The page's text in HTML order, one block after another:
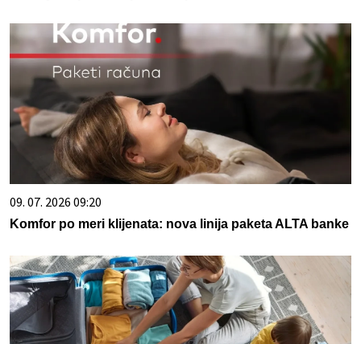
09. 07. 2026 09:20
Komfor po meri klijenata: nova linija paketa ALTA banke